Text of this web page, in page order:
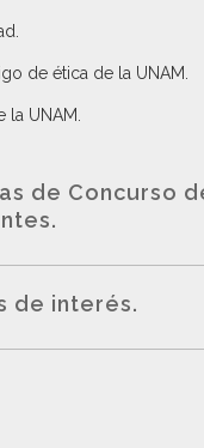
de ética de la UNAM
la UNAM
de Concurso
.
de interés.